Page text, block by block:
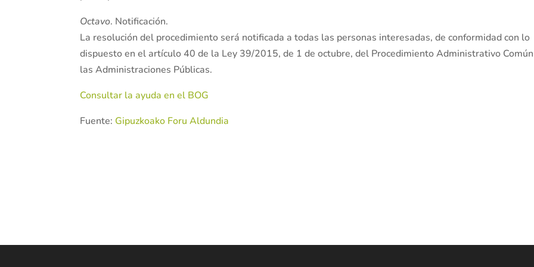
Octavo. Notificación.
La resolución del procedimiento será notificada a todas las personas interesadas, de conformidad con lo
dispuesto en el artículo 40 de la Ley 39/2015, de 1 de octubre, del Procedimiento Administrativo
las Administraciones Públicas.
Consultar la ayuda en el BOG
Fuente: Gipuzkoako Foru Aldundia